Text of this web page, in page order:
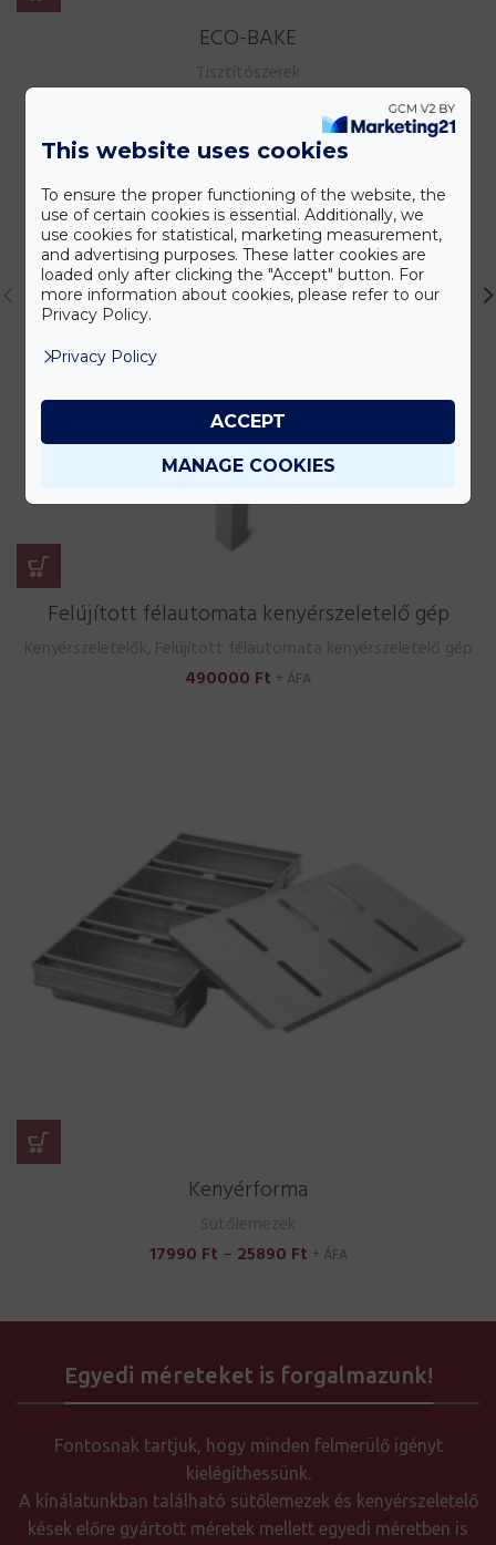
ECO-BAKE
Ártartomány:
6000 Ft
-
18000 Ft
Felújított félautomata kenyérszeletelő gép
490000 Ft + ÁFA
Kenyérforma
17990 Ft – 25890 FtÁrtartomány:
25890 Ft
+ ÁFA
Egyedi méreteket is forgalmazunk!
Fontosnak tartjuk, hogy minden felmerülő igényt
kielégíthessünk.
A kínálatunkban található sütőlemezek és kenyérszeletelő
kések előre gyártott méretek mellett egyedi méretben is
This website uses cookies
To ensure the proper functioning of the website, the
use of certain cookies is essential. Additionally, we
use cookies for statistical, marketing measurement,
and advertising purposes. These latter cookies are
loaded only after clicking the "Accept" button. For
more information about cookies, please refer to our
Privacy Policy.
Privacy Policy
MANAGE COOKIES
ACCEPT